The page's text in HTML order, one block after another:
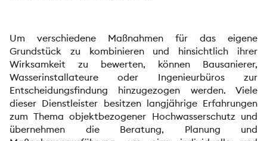
Um verschiedene Maßnahmen für das eigene
Grundstück zu kombinieren und hinsichtlich ihrer
Wirksamkeit zu bewerten, können Bausanierer,
Wasserinstallateure oder Ingenieurbüros zur
Entscheidungsfindung hinzugezogen werden. Viele
dieser Dienstleister besitzen langjährige Erfahrungen
zum Thema objektbezogener Hochwasserschutz und
übernehmen die Beratung, Planung und